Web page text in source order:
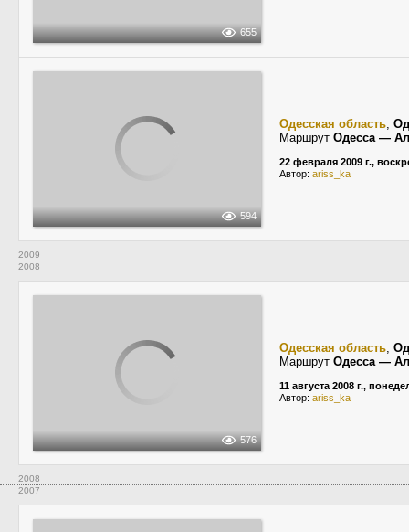
655
594
Одесская область,
Маршрут Одесса —
22 февраля 2009 г.,
Автор: ariss_ka
2009
2008
576
Одесская область,
Маршрут Одесса —
11 августа 2008 г.,
Автор: ariss_ka
2008
2007